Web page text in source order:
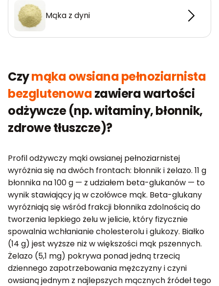
Mąka z dyni
Czymąka owsiana pełnoziarnista
bezglutenowazawiera wartości
odżywcze (np. witaminy, błonnik,
zdrowe tłuszcze)?
Profil odżywczy mąki owsianej pełnoziarnistej
wyróżnia się na dwóch frontach: błonnik i żelazo. 11 g
błonnika na 100 g — z udziałem beta-glukanów — to
wynik stawiający ją w czołówce mąk. Beta-glukany
wyróżniają się wśród frakcji błonnika zdolnością do
tworzenia lepkiego żelu w jelicie, który fizycznie
spowalnia wchłanianie cholesterolu i glukozy. Białko
(14 g) jest wyższe niż w większości mąk pszennych.
Żelazo (5,1 mg) pokrywa ponad jedną trzecią
dziennego zapotrzebowania mężczyzny i czyni
owsianą jednym z najlepszych mącznych źródeł tego